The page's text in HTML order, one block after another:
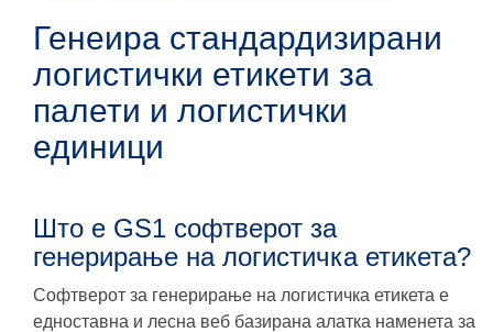
Генеира стандардизирани
логистички етикети за
палети и логистички
единици
Што е GS1 софтверот за
генерирање на логистичка етикета?
Софтверот за генерирање на логистичка етикета е
едноставна и лесна веб базирана алатка наменета за